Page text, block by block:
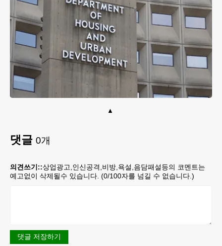
댓글 0개
의견쓰기::상업광고,인신공격,비방,욕설,음담패설등의 코멘트는
예고없이 삭제될수 있습니다. (0/100자를 넘길 수 없습니다.)
댓글 저장하기